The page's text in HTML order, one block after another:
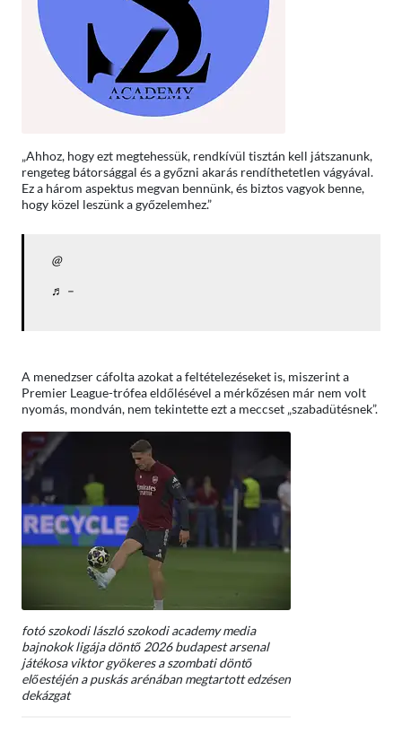
„Ahhoz, hogy ezt megtehessük, rendkívül tisztán kell játszanunk,
rengeteg bátorsággal és a győzni akarás rendíthetetlen vágyával.
Ez a három aspektus megvan bennünk, és biztos vagyok benne,
hogy közel leszünk a győzelemhez.”
@
♬ –
A menedzser cáfolta azokat a feltételezéseket is, miszerint a
Premier League-trófea eldőlésével a mérkőzésen már nem volt
nyomás, mondván, nem tekintette ezt a meccset „szabadütésnek”.
fotó szokodi lászló szokodi academy media
bajnokok ligája döntő 2026 budapest arsenal
játékosa viktor gyökeres a szombati döntő
előestéjén a puskás arénában megtartott edzésen
dekázgat